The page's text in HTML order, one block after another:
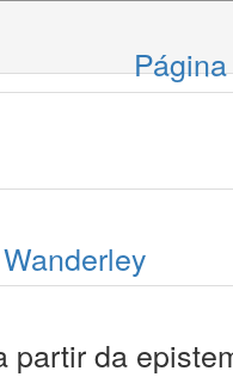
partir da